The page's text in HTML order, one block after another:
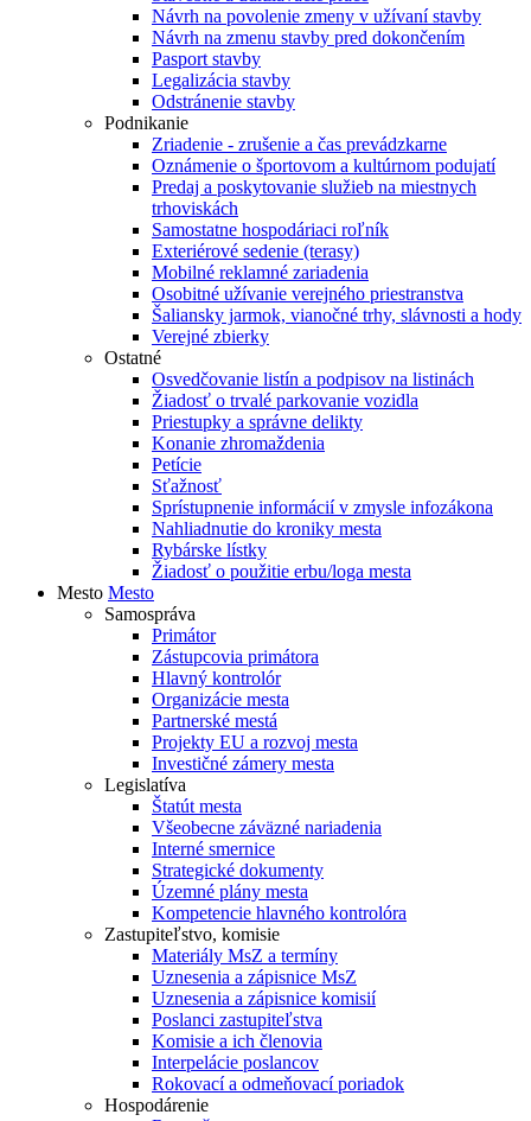
Návrh na povolenie zmeny v užívaní stavby
Návrh na zmenu stavby pred dokončením
Pasport stavby
Legalizácia stavby
Odstránenie stavby
Podnikanie
Zriadenie - zrušenie a čas prevádzkarne
Oznámenie o športovom a kultúrnom podujatí
Predaj a poskytovanie služieb na miestnych
trhoviskách
Samostatne hospodáriaci roľník
Exteriérové sedenie (terasy)
Mobilné reklamné zariadenia
Osobitné užívanie verejného priestranstva
Šaliansky jarmok, vianočné trhy, slávnosti a hody
Verejné zbierky
Ostatné
Osvedčovanie listín a podpisov na listinách
Žiadosť o trvalé parkovanie vozidla
Priestupky a správne delikty
Konanie zhromaždenia
Petície
Sťažnosť
Sprístupnenie informácií v zmysle infozákona
Nahliadnutie do kroniky mesta
Rybárske lístky
Žiadosť o použitie erbu/loga mesta
Mesto Mesto
Samospráva
Primátor
Zástupcovia primátora
Hlavný kontrolór
Organizácie mesta
Partnerské mestá
Projekty EU a rozvoj mesta
Investičné zámery mesta
Legislatíva
Štatút mesta
Všeobecne záväzné nariadenia
Interné smernice
Strategické dokumenty
Územné plány mesta
Kompetencie hlavného kontrolóra
Zastupiteľstvo, komisie
Materiály MsZ a termíny
Uznesenia a zápisnice MsZ
Uznesenia a zápisnice komisií
Poslanci zastupiteľstva
Komisie a ich členovia
Interpelácie poslancov
Rokovací a odmeňovací poriadok
Hospodárenie